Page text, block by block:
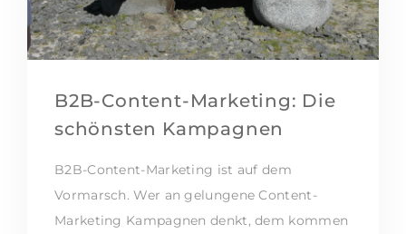
B2B-Content-Marketing: Die
schönsten Kampagnen
B2B-Content-Marketing ist auf dem
Vormarsch. Wer an gelungene Content-
Marketing Kampagnen denkt, dem kommen